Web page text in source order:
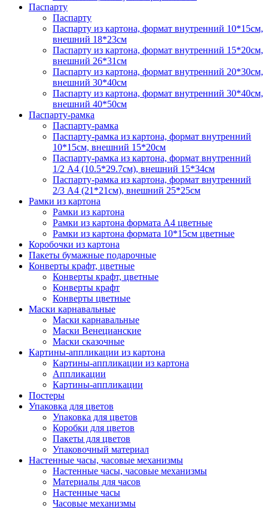
Паспарту
Паспарту
Паспарту из картона, формат внутренний 10*15см,
внешний 18*23см
Паспарту из картона, формат внутренний 15*20см,
внешний 26*31см
Паспарту из картона, формат внутренний 20*30см,
внешний 30*40см
Паспарту из картона, формат внутренний 30*40см,
внешний 40*50см
Паспарту-рамка
Паспарту-рамка
Паспарту-рамка из картона, формат внутренний
10*15см, внешний 15*20см
Паспарту-рамка из картона, формат внутренний
1/2 А4 (10.5*29.7см), внешний 15*34см
Паспарту-рамка из картона, формат внутренний
2/3 А4 (21*21см), внешний 25*25см
Рамки из картона
Рамки из картона
Рамки из картона формата А4 цветные
Рамки из картона формата 10*15см цветные
Коробочки из картона
Пакеты бумажные подарочные
Конверты крафт, цветные
Конверты крафт, цветные
Конверты крафт
Конверты цветные
Маски карнавальные
Маски карнавальные
Маски Венецианские
Маски сказочные
Картины-аппликации из картона
Картины-аппликации из картона
Аппликации
Картины-аппликации
Постеры
Упаковка для цветов
Упаковка для цветов
Коробки для цветов
Пакеты для цветов
Упаковочный материал
Настенные часы, часовые механизмы
Настенные часы, часовые механизмы
Материалы для часов
Настенные часы
Часовые механизмы